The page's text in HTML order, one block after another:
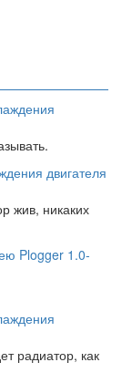
двигателя
жив, никаких
Plogger 1.0-
радиатор, как